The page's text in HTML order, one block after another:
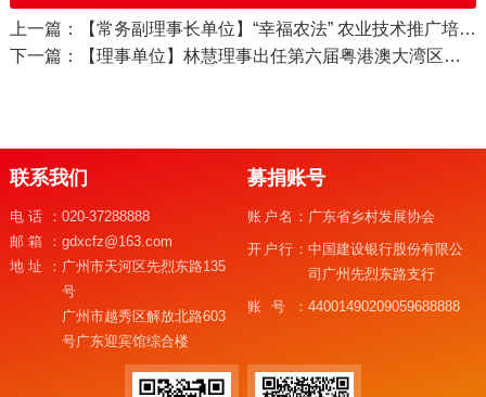
上一篇：【常务副理事长单位】“幸福农法” 农业技术推广培训班在县图书馆顺利开展
下一篇：【理事单位】林慧理事出任第六届粤港澳大湾区科技时尚文化周官方推荐官
联系我们
电话： 020-37288888
邮箱： gdxcfz@163.com
地址： 广州市天河区先烈东路135
号
广州市越秀区解放北路603
号广东迎宾馆综合楼
募捐账号
账户名： 广东省乡村发展协会
开户行：中国建设银行股份有限公
司广州先烈东路支行
账号：44001490209059688888